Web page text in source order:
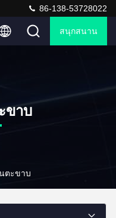
86-138-53728022
สนุกสนาน
ขาบ
ตะขาบ